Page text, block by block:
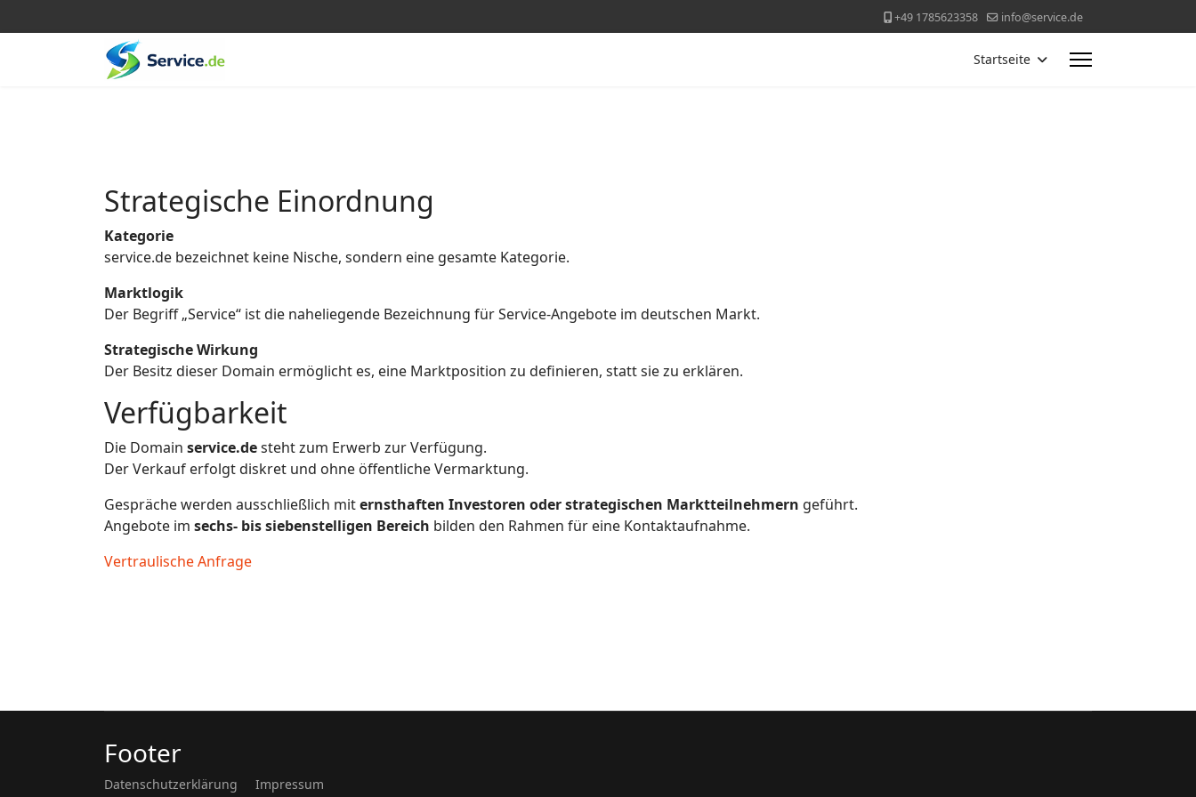
+49 1785623358 info@service.de
Startseite
Strategische Einordnung
Kategorie
service.de bezeichnet keine Nische, sondern eine gesamte Kategorie.
Marktlogik
Der Begriff „Service“ ist die naheliegende Bezeichnung für Service-Angebote im deutschen Markt.
Strategische Wirkung
Der Besitz dieser Domain ermöglicht es, eine Marktposition zu definieren, statt sie zu erklären.
Verfügbarkeit
Die Domain service.desteht zum Erwerb zur Verfügung.
Der Verkauf erfolgt diskret und ohne öffentliche Vermarktung.
Gespräche werden ausschließlich miternsthaften Investoren oder strategischen Marktteilnehmern geführt.
Angebote im sechs- bis siebenstelligen Bereich bilden den Rahmen für eine Kontaktaufnahme.
Vertraulische Anfrage
Footer
Datenschutzerklärung
Impressum